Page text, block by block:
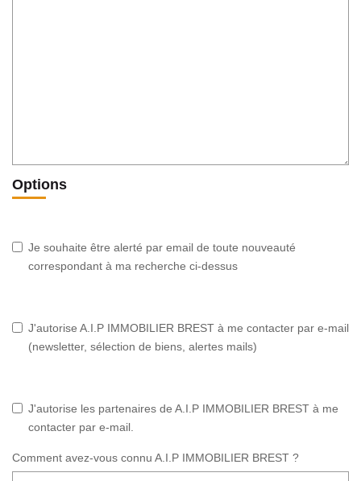
Options
Je souhaite être alerté par email de toute nouveauté
correspondant à ma recherche ci-dessus
J'autorise A.I.P IMMOBILIER BREST à me contacter par e-mail
(newsletter, sélection de biens, alertes mails)
J'autorise les partenaires de A.I.P IMMOBILIER BREST à me
contacter par e-mail.
Comment avez-vous connu A.I.P IMMOBILIER BREST ?